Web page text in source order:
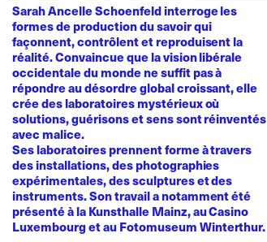
Sarah Ancelle Schoenfeld interroge les
formes de production du savoir qui
façonnent, contrôlent et reproduisent la
réalité. Convaincue que la vision libérale
occidentale du monde ne suffit pas à
répondre au désordre global croissant, elle
crée des laboratoires mystérieux où
solutions, guérisons et sens sont réinventés
avec malice.
Ses laboratoires prennent forme à travers
des installations, des photographies
expérimentales, des sculptures et des
instruments. Son travail a notamment été
présenté à la Kunsthalle Mainz, au Casino
Luxembourg et au Fotomuseum Winterthur.